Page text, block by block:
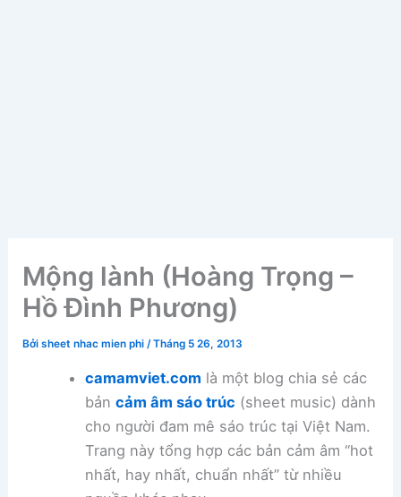
Mộng lành (Hoàng Trọng –
Hồ Đình Phương)
Bởisheet nhac mien phi/Tháng 5 26, 2013
camamviet.com là một blog chia sẻ các
bản cảm âm sáo trúc (sheet music) dành
cho người đam mê sáo trúc tại Việt Nam.
Trang này tổng hợp các bản cảm âm “hot
nhất, hay nhất, chuẩn nhất” từ nhiều